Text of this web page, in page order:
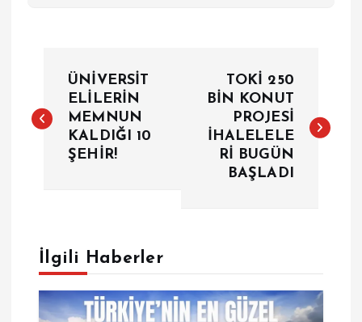
a
e
z
ÜNİVERSİT
ELİLERİN
MEMNUN
KALDIĞI 10
ŞEHİR!
TOKİ 250
BİN KONUT
PROJESİ
İHALELELE
Rİ BUGÜN
BAŞLADI
İlgili Haberler